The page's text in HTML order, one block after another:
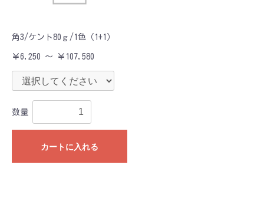
角3/ケント80ｇ/1色（1+1）
￥6,250 ～ ￥107,580
数量
カートに入れる